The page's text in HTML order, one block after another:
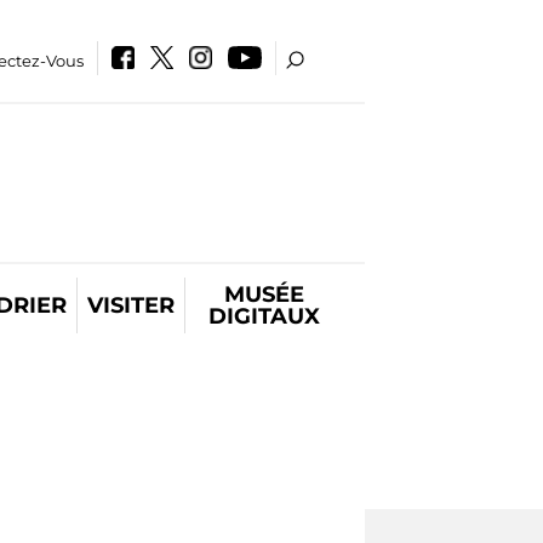
Vous
VISITER
MUSÉE
DIGITAUX